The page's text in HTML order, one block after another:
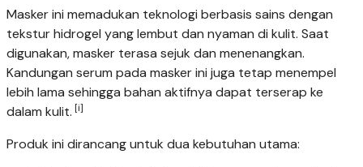
Masker ini memadukan teknologi berbasis sains dengan
tekstur hidrogel yang lembut dan nyaman di kulit. Saat
digunakan, masker terasa sejuk dan menenangkan.
Kandungan serum pada masker ini juga tetap menempel
lebih lama sehingga bahan aktifnya dapat terserap ke
dalam kulit. [i]
Produk ini dirancang untuk dua kebutuhan utama: